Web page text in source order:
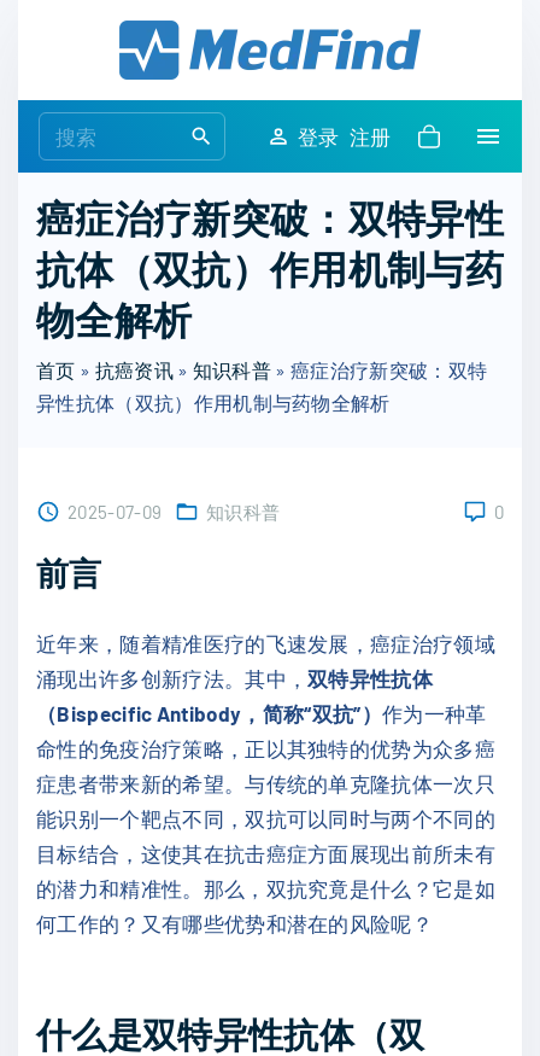
e
c
h
r
:
登录 注册
癌症治疗新突破：双特异性
抗体（双抗）作用机制与药
物全解析
首页 » 抗癌资讯» 知识科普 »癌症治疗新突破：双特
异性抗体（双抗）作用机制与药物全解析
2025-07-09 知识科普 0
前言
近年来，随着精准医疗的飞速发展，癌症治疗领域
涌现出许多创新疗法。其中，双特异性抗体
（Bispecific Antibody，简称“双抗”） 作为一种革
命性的免疫治疗策略，正以其独特的优势为众多癌
症患者带来新的希望。与传统的单克隆抗体一次只
能识别一个靶点不同，双抗可以同时与两个不同的
目标结合，这使其在抗击癌症方面展现出前所未有
的潜力和精准性。那么，双抗究竟是什么？它是如
何工作的？又有哪些优势和潜在的风险呢？
什么是双特异性抗体（双